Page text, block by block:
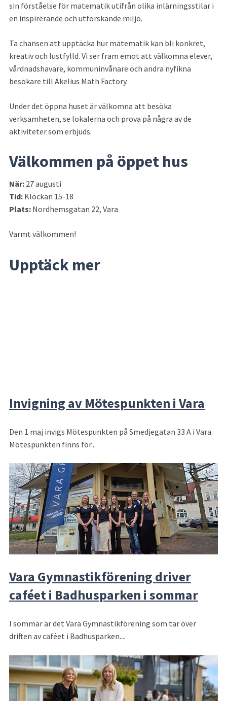
sin förståelse för matematik utifrån olika inlärningsstilar i
en inspirerande och utforskande miljö.
Ta chansen att upptäcka hur matematik kan bli konkret,
kreativ och lustfylld. Vi ser fram emot att välkomna elever,
vårdnadshavare, kommuninvånare och andra nyfikna
besökare till Akelius Math Factory.
Under det öppna huset är välkomna att besöka
verksamheten, se lokalerna och prova på några av de
aktiviteter som erbjuds.
Välkommen på öppet hus
När: 27 augusti
Tid: Klockan 15-18
Plats: Nordhemsgatan 22, Vara
Varmt välkommen!
Upptäck mer
Invigning av Mötespunkten i Vara
Den 1 maj invigs Mötespunkten på Smedjegatan 33 A i Vara.
Mötespunkten finns för...
Vara Gymnastikförening driver
caféet i Badhusparken i sommar
I sommar är det Vara Gymnastikförening som tar över
driften av caféet i Badhusparken....